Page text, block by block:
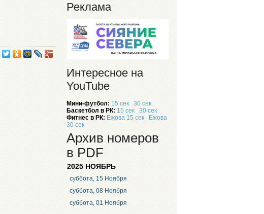
Реклама
Интересное на
YouTube
Мини-футбол: 15 сек
30 сек
Баскетбол в РК: 15 сек
30 сек
Фитнес в РК: Ежова 15 сек
Ежова
30 сек
Архив номеров
в PDF
2025 НОЯБРЬ
суббота, 15 Ноября
суббота, 08 Ноября
суббота, 01 Ноября